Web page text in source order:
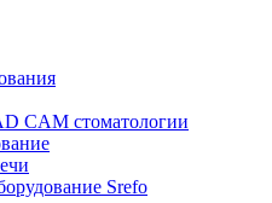
CAM стоматологии
Srefo